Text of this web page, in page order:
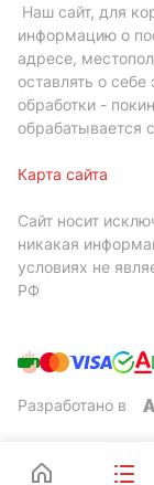
Наш сайт, для
информацию о
адресе,
оставлять о
обработки -
обрабатывается
Карта сайта
Сайт носит
никакая
условиях не
РФ
Разработано в